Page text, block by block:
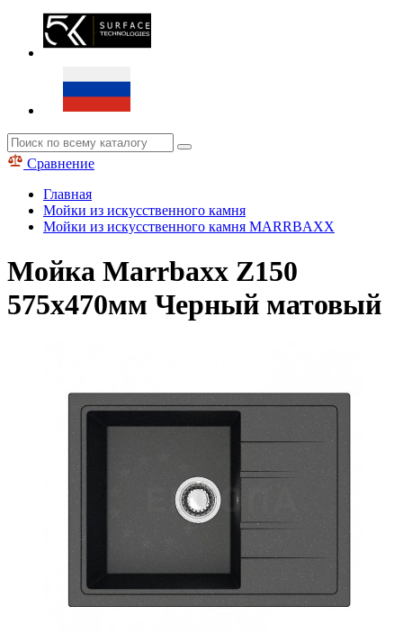
Сравнение
Главная
Мойки из искусственного камня
Мойки из искусственного камня MARRBAXX
Мойка Marrbaxx Z150
575х470мм Черный матовый